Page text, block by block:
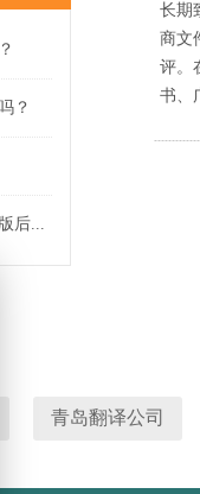
？
后...
长期
商文
评。
书、
青岛翻译公司